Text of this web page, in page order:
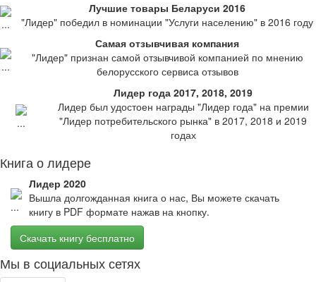
Лучшие товары Беларуси 2016
"Лидер" победил в номинации "Услуги населению" в 2016 году
Самая отзывчивая компания
"Лидер" признан самой отзывчивой компанией по мнению
белорусского сервиса отзывов
Лидер года 2017, 2018, 2019
Лидер был удостоен награды "Лидер года" на премии
"Лидер потребительского рынка" в 2017, 2018 и 2019
годах
Книга о лидере
Лидер 2020
Вышла долгожданная книга о нас, Вы можете скачать
книгу в PDF формате нажав на кнопку.
Скачать книгу бесплатно
Мы в социальных сетях